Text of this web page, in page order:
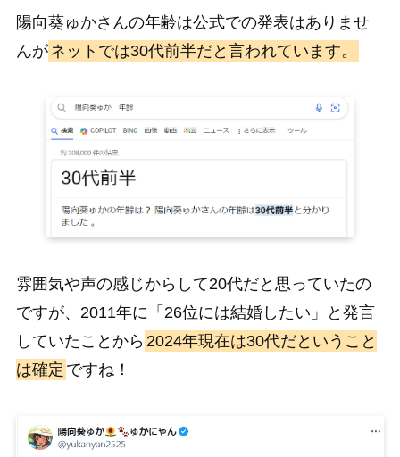
陽向葵ゅかさんの年齢は公式での発表はありませ
んがネットでは30代前半だと言われています。
雰囲気や声の感じからして20代だと思っていたの
ですが、2011年に「26位には結婚したい」と発言
していたことから 2024年現在は30代だということ
は確定 ですね！